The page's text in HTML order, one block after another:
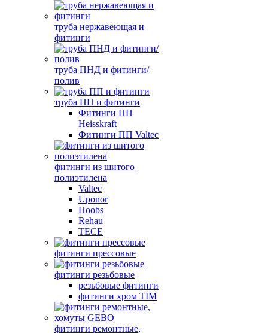
труба нержавеющая и
фитинги
труба ПНД и фитинги/
полив
труба ПП и фитинги
Фитинги ПП
Heisskraft
Фитинги ПП Valtec
фитинги из шитого
полиэтилена
Valtec
Uponor
Hoobs
Rehau
TECE
фитинги прессовые
фитинги резьбовые
резьбовые фитинги
фитинги хром TIM
фитинги ремонтные,